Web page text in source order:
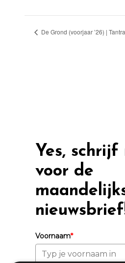
De Grond (voorjaar ’26) |
Yes, schrijf
voor de
Voornaam*